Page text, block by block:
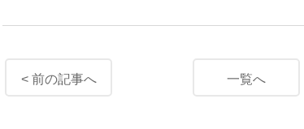
< 前の記事へ 一覧へ